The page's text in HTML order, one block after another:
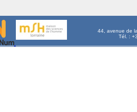
44, avenue de
Tél. :